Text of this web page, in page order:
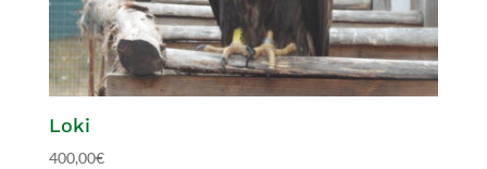
Loki
400,00€